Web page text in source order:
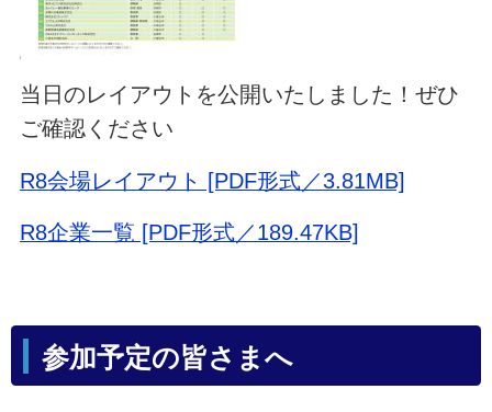
当日のレイアウトを公開いたしました！ぜひ
ご確認ください
R8会場レイアウト [PDF形式／3.81MB]
R8企業一覧 [PDF形式／189.47KB]
参加予定の皆さまへ